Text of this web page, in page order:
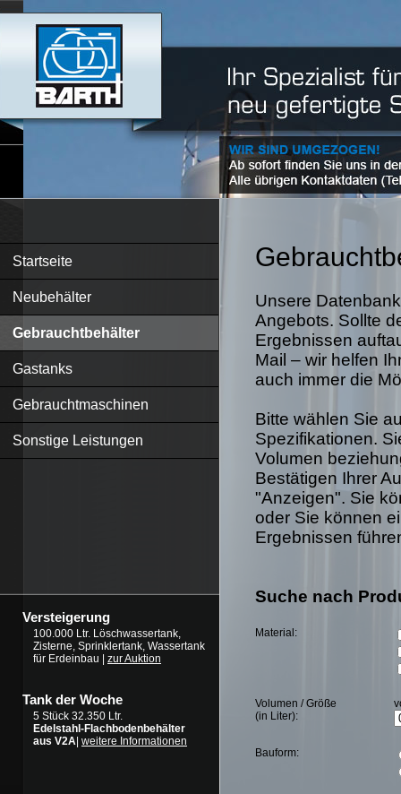
Startseite
Neubehälter
Gebrauchtbehälter
Gastanks
Gebrauchtmaschinen
Sonstige Leistungen
Versteigerung
100.000 Ltr. Löschwassertank,
Zisterne, Sprinklertank, Wassertank
für Erdeinbau | zur Auktion
Tank der Woche
5 Stück 32.350 Ltr.
Edelstahl-Flachbodenbehälter
aus V2A weitere Informationen
Unsere
Angebots. Sollte
Ergebnissen
Mail – wir helfen
auch immer die
Bitte wählen Sie
Spezifikationen.
Volumen
Bestätigen Ihrer
"Anzeigen". Sie
oder Sie können
Ergebnissen
Suche nach
Material:
Volumen / Größe
(in Liter):
Bauform: